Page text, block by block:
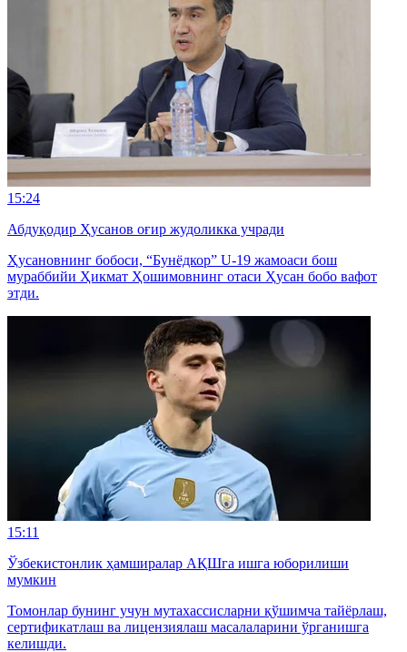
15:24
Абдуқодир Ҳусанов оғир жудоликка учради
Ҳусановнинг бобоси, “Бунёдкор” U-19 жамоаси бош
мураббийи Ҳикмат Ҳошимовнинг отаси Ҳусан бобо вафот
этди.
15:11
Ўзбекистонлик ҳамширалар АҚШга ишга юборилиши
мумкин
Томонлар бунинг учун мутахассисларни қўшимча тайёрлаш,
сертификатлаш ва лицензиялаш масалаларини ўрганишга
келишди.